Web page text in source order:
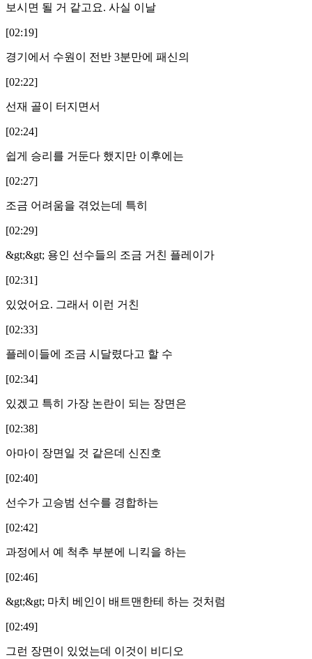
보시면 될 거 같고요. 사실 이날
[02:19]
경기에서 수원이 전반 3분만에 패신의
[02:22]
선재 골이 터지면서
[02:24]
쉽게 승리를 거둔다 했지만 이후에는
[02:27]
조금 어려움을 겪었는데 특히
[02:29]
&gt;&gt; 용인 선수들의 조금 거친 플레이가
[02:31]
있었어요. 그래서 이런 거친
[02:33]
플레이들에 조금 시달렸다고 할 수
[02:34]
있겠고 특히 가장 논란이 되는 장면은
[02:38]
아마이 장면일 것 같은데 신진호
[02:40]
선수가 고승범 선수를 경합하는
[02:42]
과정에서 예 척추 부분에 니킥을 하는
[02:46]
&gt;&gt; 마치 베인이 배트맨한테 하는 것처럼
[02:49]
그런 장면이 있었는데 이것이 비디오